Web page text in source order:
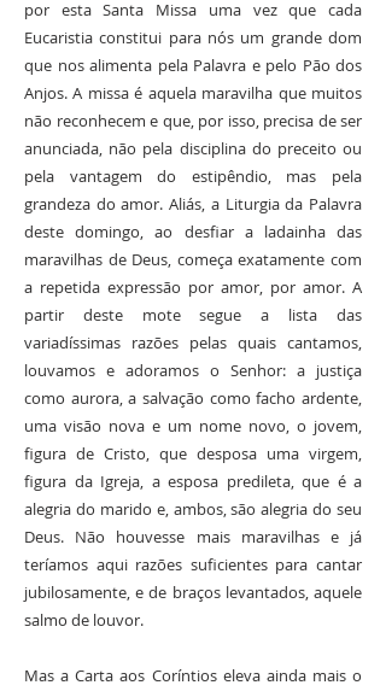
por esta Santa Missa uma vez que cada
Eucaristia constitui para nós um grande dom
que nos alimenta pela Palavra e pelo Pão dos
Anjos. A missa é aquela maravilha que muitos
não reconhecem e que, por isso, precisa de ser
anunciada, não pela disciplina do preceito ou
pela vantagem do estipêndio, mas pela
grandeza do amor. Aliás, a Liturgia da Palavra
deste domingo, ao desfiar a ladainha das
maravilhas de Deus, começa exatamente com
a repetida expressão por amor, por amor. A
partir deste mote segue a lista das
variadíssimas razões pelas quais cantamos,
louvamos e adoramos o Senhor: a justiça
como aurora, a salvação como facho ardente,
uma visão nova e um nome novo, o jovem,
figura de Cristo, que desposa uma virgem,
figura da Igreja, a esposa predileta, que é a
alegria do marido e, ambos, são alegria do seu
Deus. Não houvesse mais maravilhas e já
teríamos aqui razões suficientes para cantar
jubilosamente, e de braços levantados, aquele
salmo de louvor.
Mas a Carta aos Coríntios eleva ainda mais o